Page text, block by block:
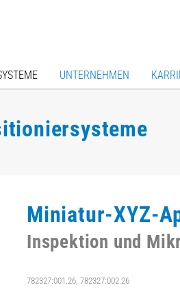
UNTERNEHMEN
Miniatur-XYZ-
Inspektion und
782327:001.26, 782327:002.26